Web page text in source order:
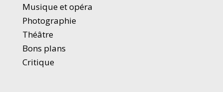
Musique et opéra
Photographie
Théâtre
Bons plans
Critique